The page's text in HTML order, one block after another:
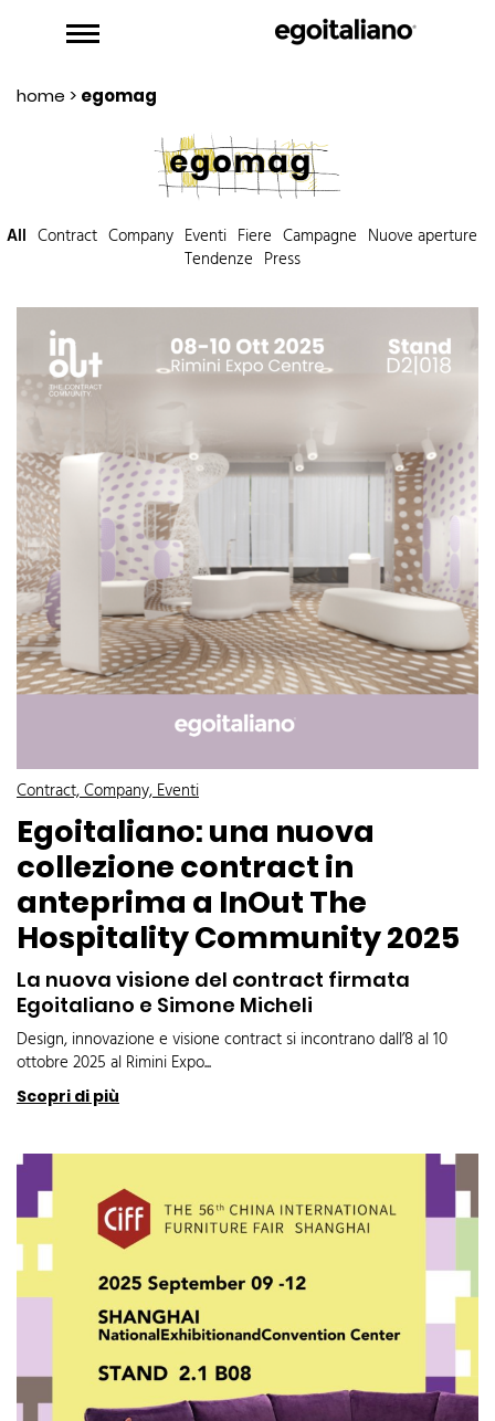
home > egomag
All Contract Company Eventi Fiere Campagne Nuove aperture
Tendenze Press
Contract, Company, Eventi
Egoitaliano: una nuova
collezione contract in
anteprima a InOut The
Hospitality Community 2025
La nuova visione del contract firmata
Egoitaliano e Simone Micheli
Design, innovazione e visione contract si incontrano dall’8 al 10
ottobre 2025 al Rimini Expo...
Scopri di più